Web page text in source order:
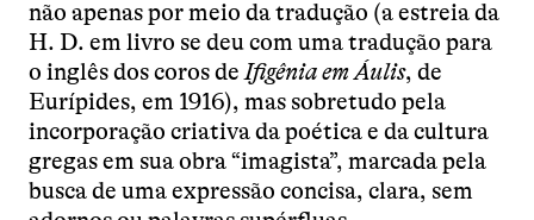
não apenas por meio da tradução (a estreia da
H. D. em livro se deu com uma tradução para
o inglês dos coros deIfigênia em Áulis, de
Eurípides, em 1916), mas sobretudo pela
incorporação criativa da poética e da cultura
gregas em sua obra “imagista”, marcada pela
busca de uma expressão concisa, clara, sem